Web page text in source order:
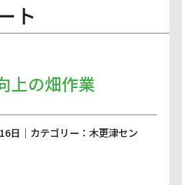
ト
上の畑作業
日｜カテゴリー：木更津セン